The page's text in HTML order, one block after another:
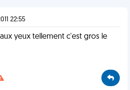
22:55
yeux tellement c'est gros le